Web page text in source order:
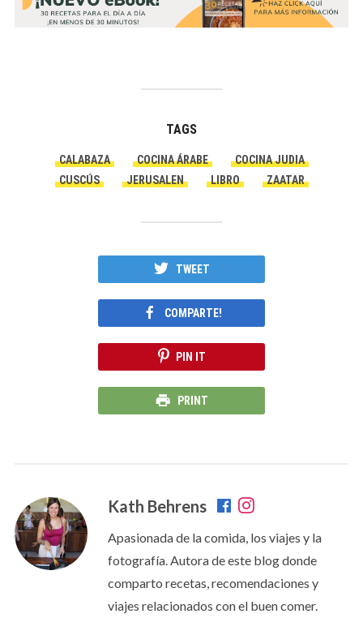
TAGS
CALABAZA COCINA ÁRABE
COCINA JUDIA
CUSCÚS
JERUSALEN LIBRO ZAATAR
TWEET
COMPARTE!
PIN IT
PRINT
Kath Behrens
Apasionada de la comida, los viajes y la
fotografía. Autora de este blog donde
comparto recetas, recomendaciones y
viajes relacionados con el buen comer.